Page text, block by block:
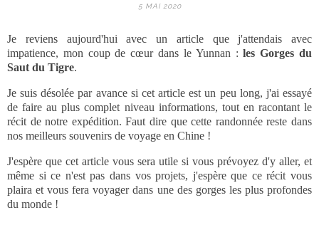
5 MAI 2020
Je reviens aujourd'hui avec un article que j'attendais avec
impatience, mon coup de cœur dans le Yunnan :les Gorges du
Saut du Tigre.
Je suis désolée par avance si cet article est un peu long, j'ai essayé
de faire au plus complet niveau informations, tout en racontant le
récit de notre expédition. Faut dire que cette randonnée reste dans
nos meilleurs souvenirs de voyage en Chine !
J'espère que cet article vous sera utile si vous prévoyez d'y aller, et
même si ce n'est pas dans vos projets, j'espère que ce récit vous
plaira et vous fera voyager dans une des gorges les plus profondes
du monde !